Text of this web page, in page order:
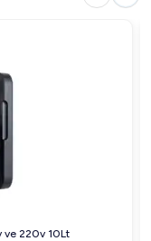
ve 220v 10Lt